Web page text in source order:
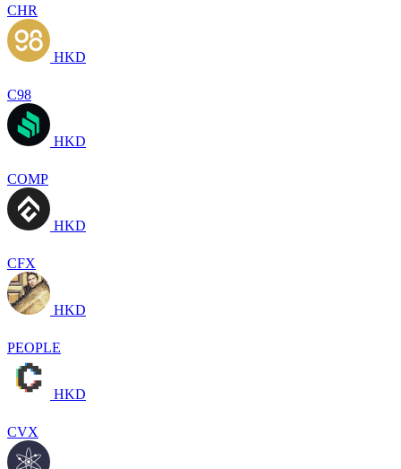
CHR
HKD
C98
HKD
COMP
HKD
CFX
HKD
PEOPLE
HKD
CVX